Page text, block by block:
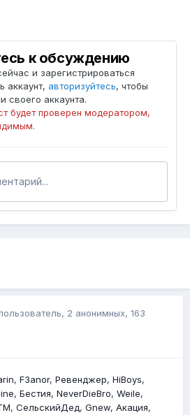
к обсуждению
и зарегистрироваться
аккаунт, авторизуйтесь, чтобы
своего аккаунта.
будет проверен модератором,
, 2 анонимных, 163
F3anor Ревенджер HiBoys
Бестия NeverDieBro Weile
СельскийДед Gnew Акация